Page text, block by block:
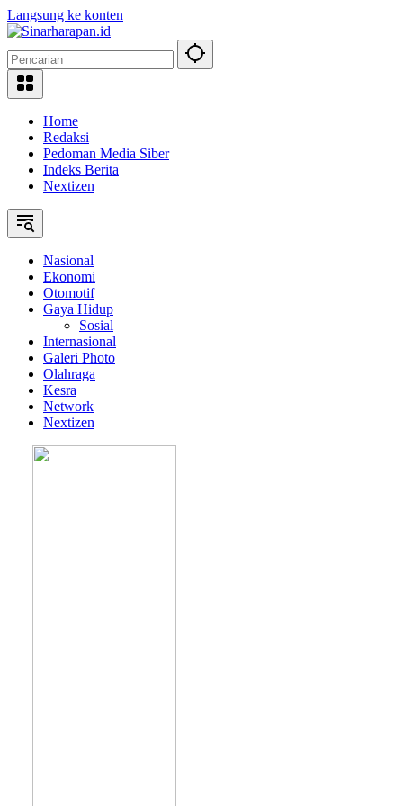
Langsung ke konten
Home
Redaksi
Pedoman Media Siber
Indeks Berita
Nextizen
Nasional
Ekonomi
Otomotif
Gaya Hidup
Sosial
Internasional
Galeri Photo
Olahraga
Kesra
Network
Nextizen